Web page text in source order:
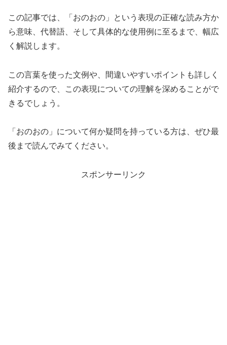
この記事では、「おのおの」という表現の正確な読み方か
ら意味、代替語、そして具体的な使用例に至るまで、幅広
く解説します。
この言葉を使った文例や、間違いやすいポイントも詳しく
紹介するので、この表現についての理解を深めることがで
きるでしょう。
「おのおの」について何か疑問を持っている方は、ぜひ最
後まで読んでみてください。
スポンサーリンク